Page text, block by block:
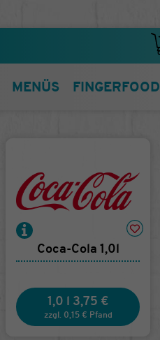
MENÜS FINGERFOOD
Coca-Cola 1,0l
1,0 l 3,75 €
zzgl. 0,15 € Pfand